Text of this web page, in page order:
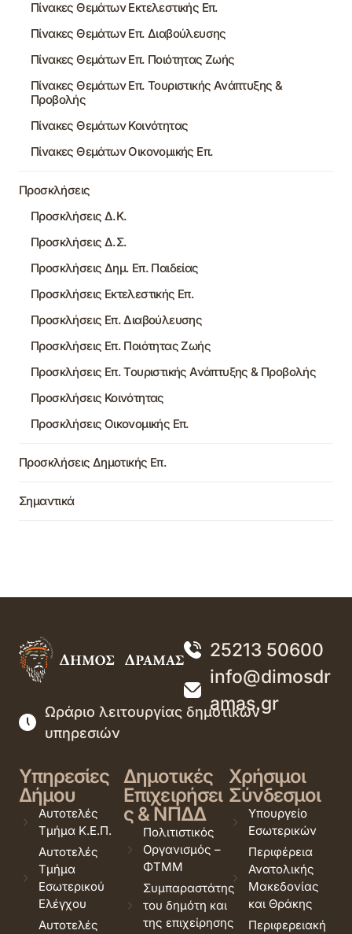
Πίνακες Θεμάτων Εκτελεστικής Επ.
Πίνακες Θεμάτων Επ. Διαβούλευσης
Πίνακες Θεμάτων Επ. Ποιότητας Ζωής
Πίνακες Θεμάτων Επ. Τουριστικής Ανάπτυξης &
Προβολής
Πίνακες Θεμάτων Κοινότητας
Πίνακες Θεμάτων Οικονομικής Επ.
Προσκλήσεις
Προσκλήσεις Δ.Κ.
Προσκλήσεις Δ.Σ.
Προσκλήσεις Δημ. Επ. Παιδείας
Προσκλήσεις Εκτελεστικής Επ.
Προσκλήσεις Επ. Διαβούλευσης
Προσκλήσεις Επ. Ποιότητας Ζωής
Προσκλήσεις Επ. Τουριστικής Ανάπτυξης & Προβολής
Προσκλήσεις Κοινότητας
Προσκλήσεις Οικονομικής Επ.
Προσκλήσεις Δημοτικής Επ.
Σημαντικά
25213 50600
info@dimosdr
amas.gr
Ωράριο λειτουργίας δημοτικών
υπηρεσιών
Υπηρεσίες
Δήμου
Αυτοτελές
Τμήμα Κ.Ε.Π.
Αυτοτελές
Τμήμα
Εσωτερικού
Ελέγχου
Αυτοτελές
Δημοτικές
Επιχειρήσει
ς & ΝΠΔΔ
Πολιτιστικός
Οργανισμός –
ΦΤΜΜ
Συμπαραστάτης
του δημότη και
της επιχείρησης
Χρήσιμοι
Σύνδεσμοι
Υπουργείο
Εσωτερικών
Περιφέρεια
Ανατολικής
Μακεδονίας
και Θράκης
Περιφερειακή